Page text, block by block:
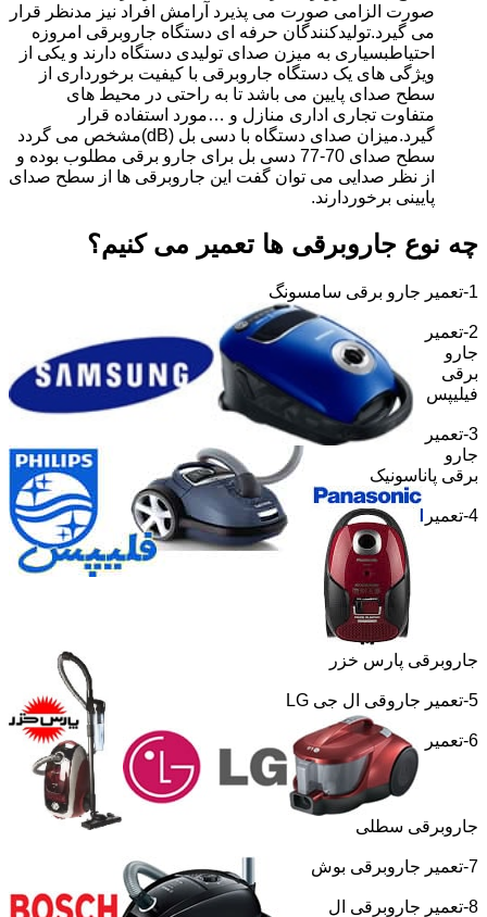
صورت الزامی صورت می پذیرد آرامش افراد نیز مدنظر قرار
می گیرد.تولیدکنندگان حرفه ای دستگاه جاروبرقی امروزه
احتیاطبسیاری به میزن صدای تولیدی دستگاه دارند و یکی از
ویژگی های یک دستگاه جاروبرقی با کیفیت برخورداری از
سطح صدای پایین می باشد تا به راحتی در محیط های
متفاوت تجاری اداری منازل و …مورد استفاده قرار
گیرد.میزان صدای دستگاه با دسی بل (dB)مشخص می گردد
سطح صدای 70-77 دسی بل برای جارو برقی مطلوب بوده و
از نظر صدایی می توان گفت این جاروبرقی ها از سطح صدای
پایینی برخوردارند.
چه نوع جاروبرقی ها تعمیر می کنیم؟
1-تعمیر جارو برقی سامسونگ
2-تعمیر
جارو
برقی
فیلیپس
3-تعمیر
جارو
برقی پاناسونیک
4-تعمیر
جاروبرقی پارس خزر
5-تعمیر جاروقی ال جی LG
6-تعمیر
جاروبرقی سطلی
7-تعمیر جاروبرقی بوش
8-تعمیر جاروبرقی ال